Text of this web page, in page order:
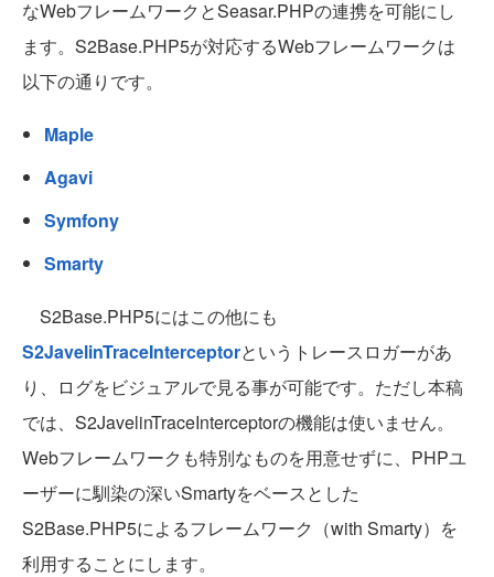
なWebフレームワークとSeasar.PHPの連携を可能にし
ます。S2Base.PHP5が対応するWebフレームワークは
以下の通りです。
Maple
Agavi
Symfony
Smarty
S2Base.PHP5にはこの他にも
S2JavelinTraceInterceptorというトレースロガーがあ
り、ログをビジュアルで見る事が可能です。ただし本稿
では、S2JavelinTraceInterceptorの機能は使いません。
Webフレームワークも特別なものを用意せずに、PHPユ
ーザーに馴染の深いSmartyをベースとした
S2Base.PHP5によるフレームワーク（with Smarty）を
利用することにします。